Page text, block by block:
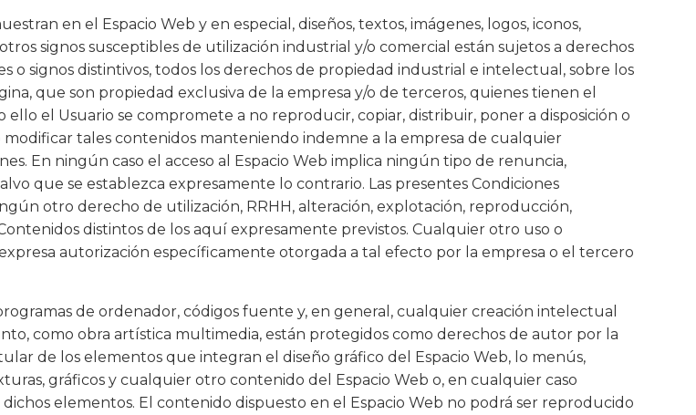
en el Espacio Web y en especial, diseños, textos, imágenes, logos, iconos,
signos susceptibles de utilización industrial y/o comercial están sujetos a derechos
o signos distintivos, todos los derechos de propiedad industrial e intelectual, sobre los
que son propiedad exclusiva de la empresa y/o de terceros, quienes tienen el
el Usuario se compromete a no reproducir, copiar, distribuir, poner a disposición o
tales contenidos manteniendo indemne a la empresa de cualquier
En ningún caso el acceso al Espacio Web implica ningún tipo de renuncia,
que se establezca expresamente lo contrario. Las presentes Condiciones
otro derecho de utilización, RRHH, alteración, explotación, reproducción,
distintos de los aquí expresamente previstos. Cualquier otro uso o
autorización específicamente otorgada a tal efecto por la empresa o el tercero
de ordenador, códigos fuente y, en general, cualquier creación intelectual
como obra artística multimedia, están protegidos como derechos de autor por la
de los elementos que integran el diseño gráfico del Espacio Web, lo menús,
gráficos y cualquier otro contenido del Espacio Web o, en cualquier caso
elementos. El contenido dispuesto en el Espacio Web no podrá ser reproducido